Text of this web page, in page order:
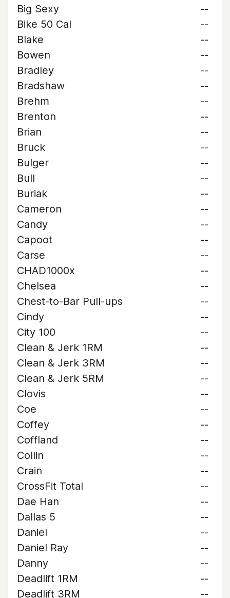
Big Sexy
--
Bike 50 Cal
--
Blake
--
Bowen
--
Bradley
--
Bradshaw
--
Brehm
--
Brenton
--
Brian
--
Bruck
--
Bulger
--
Bull
--
Buriak
--
Cameron
--
Candy
--
Capoot
--
Carse
--
CHAD1000x
--
Chelsea
--
Chest-to-Bar Pull-ups
--
Cindy
--
City 100
--
Clean & Jerk 1RM
--
Clean & Jerk 3RM
--
Clean & Jerk 5RM
--
Clovis
--
Coe
--
Coffey
--
Coffland
--
Collin
--
Crain
--
CrossFit Total
--
Dae Han
--
Dallas 5
--
Daniel
--
Daniel Ray
--
Danny
--
Deadlift 1RM
--
Deadlift 3RM
--